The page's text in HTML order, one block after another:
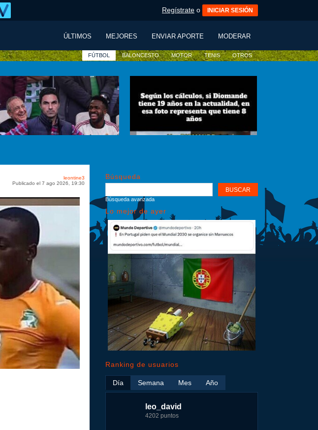
Regístrate o INICIAR SESIÓN
ÚLTIMOS MEJORES ENVIAR APORTE MODERAR
FÚTBOL BALONCESTO MOTOR TENIS OTROS
leontine3
Publicado el 7 ago 2026, 19:30
Búsqueda
Búsqueda avanzada
Lo mejor de ayer
Ranking de usuarios
Día
leo_david
4202 puntos
Semana
leo_david
21926 puntos
Mes
leo_david
33385 puntos
Año
nomedigas
339916 puntos